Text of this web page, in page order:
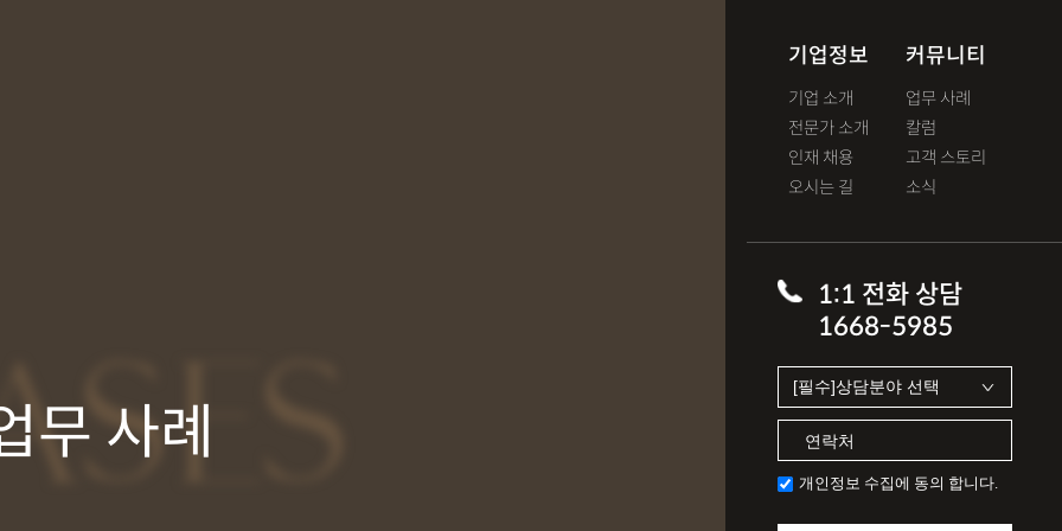
기업정보
기업 소개
전문가 소개
인재 채용
오시는 길
커뮤니티
업무 사례
칼럼
고객 스토리
소식
1:1 전화 상담
1668-5985
개인정보 수집에 동의 합니다.
무 사례